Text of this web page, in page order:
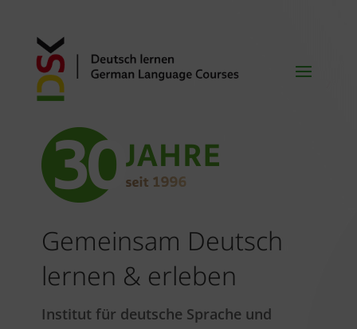
Gemeinsam Deutsch
lernen & erleben
Institut für deutsche Sprache und